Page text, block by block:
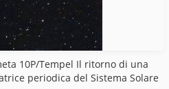
10P/Tempel Il ritorno di una
periodica del Sistema Solare